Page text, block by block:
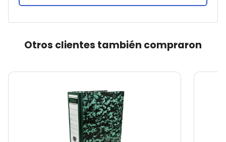
Otros clientes también compraron